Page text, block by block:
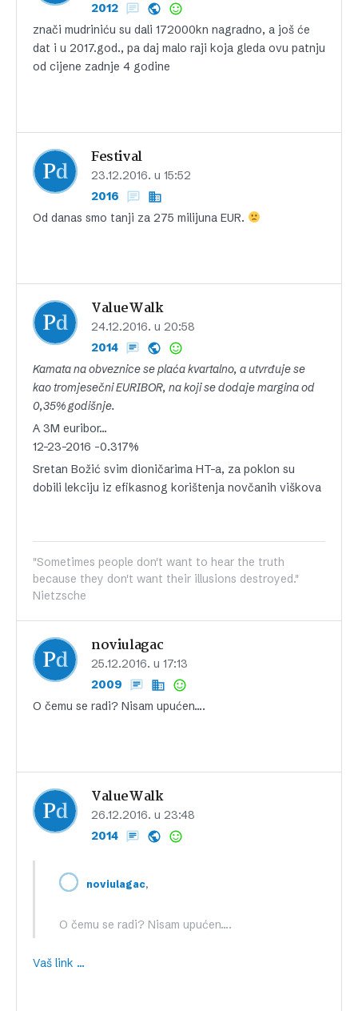
2012
znači mudriniću su dali 172000kn nagradno, a još će
dat i u 2017.god., pa daj malo raji koja gleda ovu patnju
od cijene zadnje 4 godine
Festival
23.12.2016. u 15:52
2016
Od danas smo tanji za 275 milijuna EUR.
ValueWalk
24.12.2016. u 20:58
2014
Kamata na obveznice se plaća kvartalno, a utvrđuje se
kao tromjesečni EURIBOR, na koji se dodaje margina od
0,35% godišnje.
A 3M euribor…
12-23-2016 -0.317%
Sretan Božić svim dioničarima HT-a, za poklon su
dobili lekciju iz efikasnog korištenja novčanih viškova
"Sometimes people don't want to hear the truth
because they don't want their illusions destroyed."
Nietzsche
noviulagac
25.12.2016. u 17:13
2009
O čemu se radi? Nisam upućen….
ValueWalk
26.12.2016. u 23:48
2014
noviulagac,
O čemu se radi? Nisam upućen….
Vaš link …